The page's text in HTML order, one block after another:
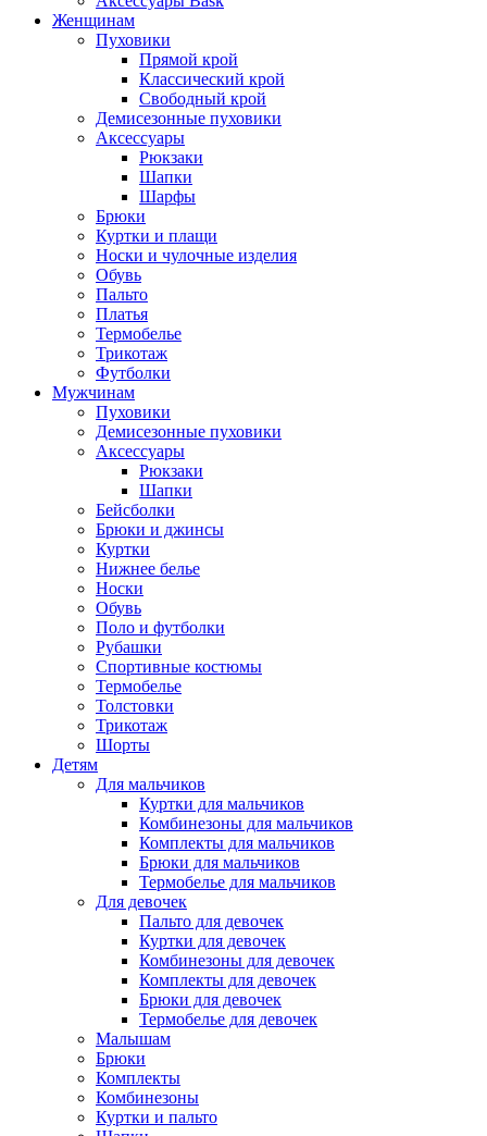
Женщинам
Пуховики
Прямой крой
Классический крой
Свободный крой
Демисезонные пуховики
Аксессуары
Рюкзаки
Шапки
Шарфы
Брюки
Куртки и плащи
Носки и чулочные изделия
Обувь
Пальто
Платья
Термобелье
Трикотаж
Футболки
Мужчинам
Пуховики
Демисезонные пуховики
Аксессуары
Рюкзаки
Шапки
Бейсболки
Брюки и джинсы
Куртки
Нижнее белье
Носки
Обувь
Поло и футболки
Рубашки
Спортивные костюмы
Термобелье
Толстовки
Трикотаж
Шорты
Детям
Для мальчиков
Куртки для мальчиков
Комбинезоны для мальчиков
Комплекты для мальчиков
Брюки для мальчиков
Термобелье для мальчиков
Для девочек
Пальто для девочек
Куртки для девочек
Комбинезоны для девочек
Комплекты для девочек
Брюки для девочек
Термобелье для девочек
Малышам
Брюки
Комплекты
Комбинезоны
Куртки и пальто